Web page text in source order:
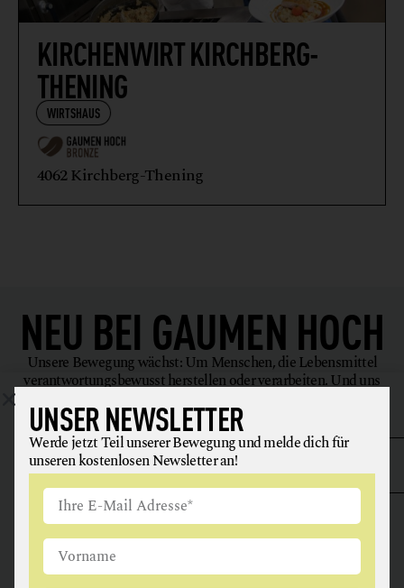
KIRCHENWIRT KIRCHBERG-
THENING
WIRTSHAUS
4062 Kirchberg-Thening
NEU BEI GAUMEN HOCH
Unsere Bewegung wächst: Um Menschen, die Lebensmittel
verantwortungsbewusst herstellen oder verarbeiten. Und uns
UNSER NEWSLETTER
Werde jetzt Teil unserer Bewegung und melde dich für
unseren kostenlosen Newsletter an!